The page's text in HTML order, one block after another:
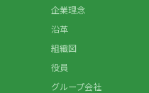
企業理念
沿革
組織図
役員
グループ会社